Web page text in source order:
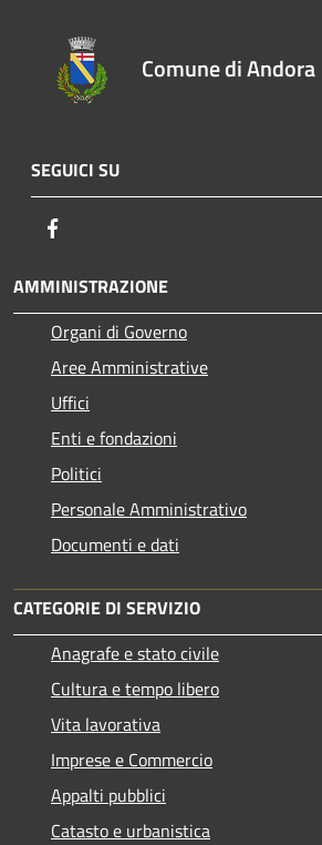
Comune di Andora
SEGUICI SU
AMMINISTRAZIONE
Organi di Governo
Aree Amministrative
Uffici
Enti e fondazioni
Politici
Personale Amministrativo
Documenti e dati
CATEGORIE DI SERVIZIO
Anagrafe e stato civile
Cultura e tempo libero
Vita lavorativa
Imprese e Commercio
Appalti pubblici
Catasto e urbanistica